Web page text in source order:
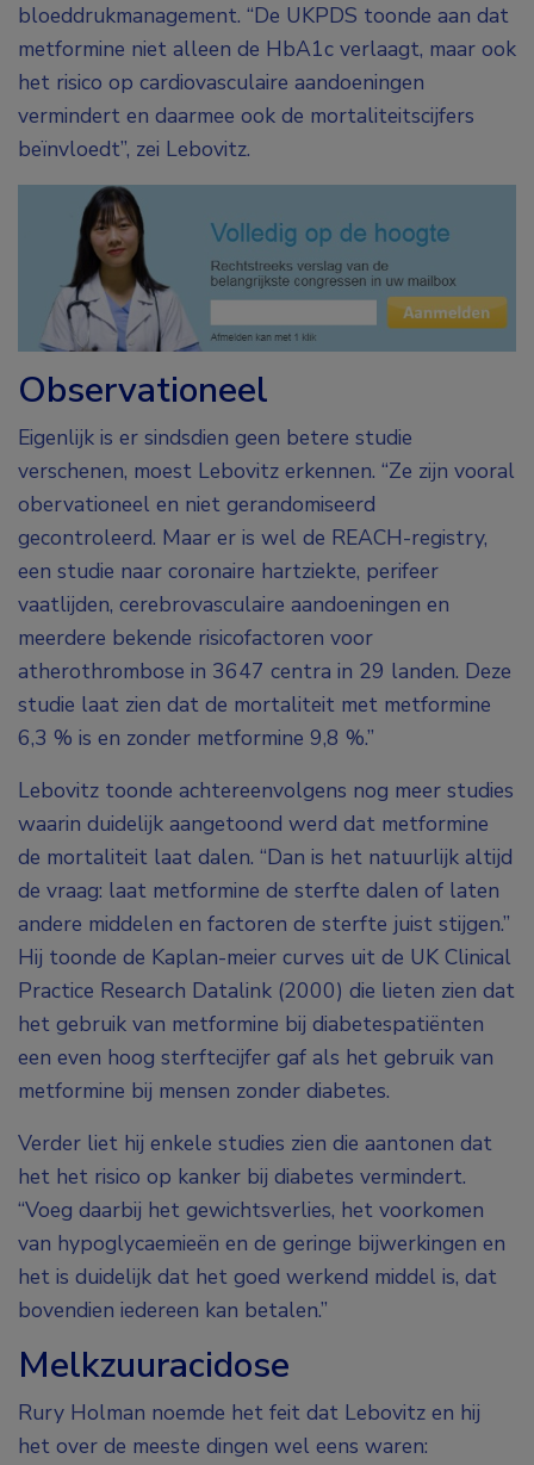
bloeddrukmanagement. “De UKPDS toonde aan dat
metformine niet alleen de HbA1c verlaagt, maar ook
het risico op cardiovasculaire aandoeningen
vermindert en daarmee ook de mortaliteitscijfers
beïnvloedt”, zei Lebovitz.
Observationeel
Eigenlijk is er sindsdien geen betere studie
verschenen, moest Lebovitz erkennen. “Ze zijn vooral
obervationeel en niet gerandomiseerd
gecontroleerd. Maar er is wel de REACH-registry,
een studie naar coronaire hartziekte, perifeer
vaatlijden, cerebrovasculaire aandoeningen en
meerdere bekende risicofactoren voor
atherothrombose in 3647 centra in 29 landen. Deze
studie laat zien dat de mortaliteit met metformine
6,3 % is en zonder metformine 9,8 %.”
Lebovitz toonde achtereenvolgens nog meer studies
waarin duidelijk aangetoond werd dat metformine
de mortaliteit laat dalen. “Dan is het natuurlijk altijd
de vraag: laat metformine de sterfte dalen of laten
andere middelen en factoren de sterfte juist stijgen.”
Hij toonde de Kaplan-meier curves uit de UK Clinical
Practice Research Datalink (2000) die lieten zien dat
het gebruik van metformine bij diabetespatiënten
een even hoog sterftecijfer gaf als het gebruik van
metformine bij mensen zonder diabetes.
Verder liet hij enkele studies zien die aantonen dat
het het risico op kanker bij diabetes vermindert.
“Voeg daarbij het gewichtsverlies, het voorkomen
van hypoglycaemieën en de geringe bijwerkingen en
het is duidelijk dat het goed werkend middel is, dat
bovendien iedereen kan betalen.”
Melkzuuracidose
Rury Holman noemde het feit dat Lebovitz en hij
het over de meeste dingen wel eens waren: